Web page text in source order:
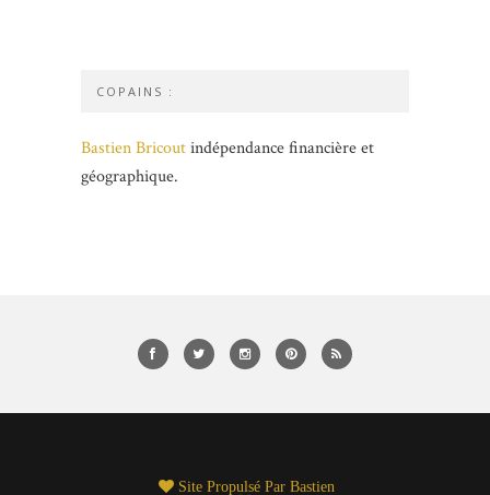
COPAINS :
Bastien Bricoutindépendance financière et
géographique.
Site Propulsé Par Bastien